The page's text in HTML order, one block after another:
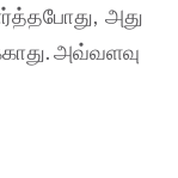
அது
அவ்வளவு